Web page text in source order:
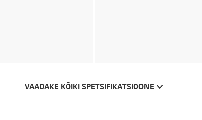
VAADAKE KÕIKI SPETSIFIKATSIOONE